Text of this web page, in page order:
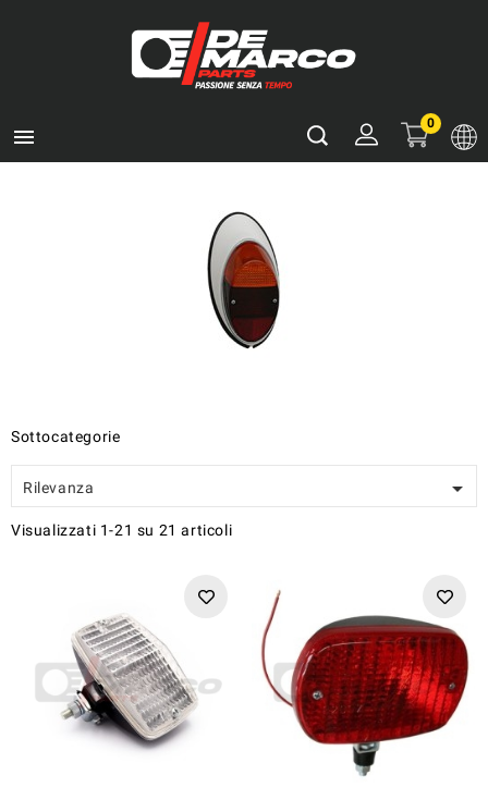

0
Sottocategorie
Rilevanza 
Visualizzati 1-21 su 21 articoli